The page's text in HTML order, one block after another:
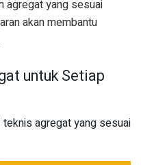
agregat yang sesuai
akan membantu
untuk Setiap
agregat yang sesuai